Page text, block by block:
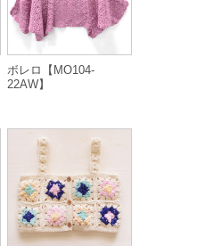
ボレロ【MO104-
22AW】